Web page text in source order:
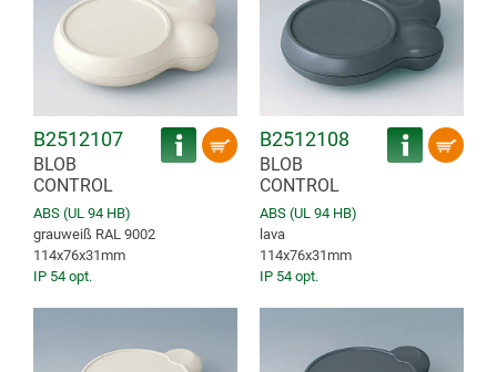
B2512107
BLOB
CONTROL
ABS (UL 94 HB)
grauweiß RAL 9002
114x76x31mm
IP 54 opt.
B2512108
BLOB
CONTROL
ABS (UL 94 HB)
lava
114x76x31mm
IP 54 opt.